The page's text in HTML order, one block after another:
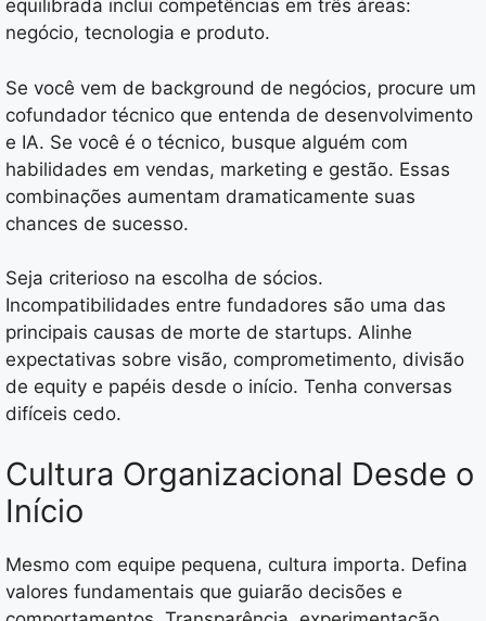
equilibrada inclui competências em três áreas:
negócio, tecnologia e produto.
Se você vem de background de negócios, procure um
cofundador técnico que entenda de desenvolvimento
e IA. Se você é o técnico, busque alguém com
habilidades em vendas, marketing e gestão. Essas
combinações aumentam dramaticamente suas
chances de sucesso.
Seja criterioso na escolha de sócios.
Incompatibilidades entre fundadores são uma das
principais causas de morte de startups. Alinhe
expectativas sobre visão, comprometimento, divisão
de equity e papéis desde o início. Tenha conversas
difíceis cedo.
Cultura Organizacional Desde o
Início
Mesmo com equipe pequena, cultura importa. Defina
valores fundamentais que guiarão decisões e